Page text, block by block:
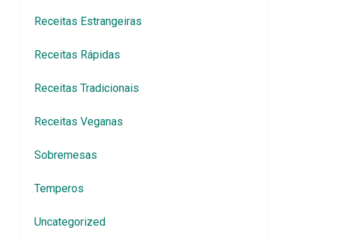
Receitas Estrangeiras
Receitas Rápidas
Receitas Tradicionais
Receitas Veganas
Sobremesas
Temperos
Uncategorized